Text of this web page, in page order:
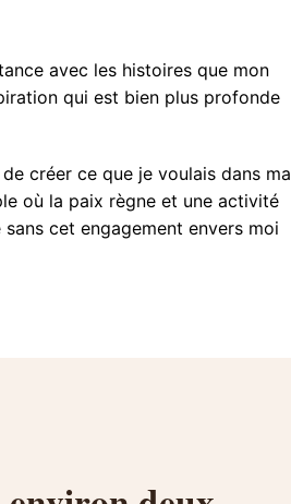
avec les histoires que mon
qui est bien plus profonde
créer ce que je voulais dans ma
où la paix règne et une activité
cet engagement envers moi